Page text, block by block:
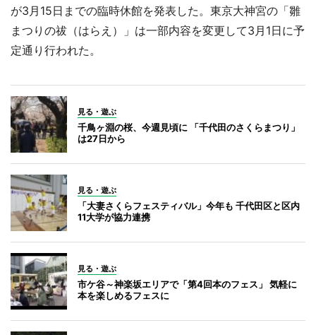
が3月15日までの臨時休館を発表した。東京大神宮の「雛
まつりの祓（はらえ）」は一部内容を変更して3月1日に予
定通り行われた。
見る・遊ぶ
千鳥ヶ淵の桜、今週見頃に 「千代田のさくらまつり」
は27日から
見る・遊ぶ
「大妻さくらフェスティバル」今年も 千代田区と区内
11大学が協力連携
見る・遊ぶ
市ケ谷～神楽坂エリアで「第4回本のフェス」 気軽に
本を楽しめるフェスに